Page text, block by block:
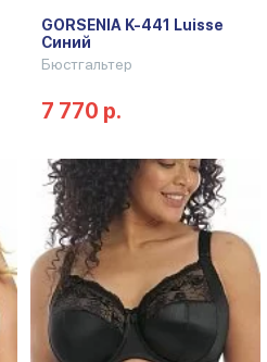
GORSENIA K-441 Luisse
Синий
Бюстгальтер
7 770 р.